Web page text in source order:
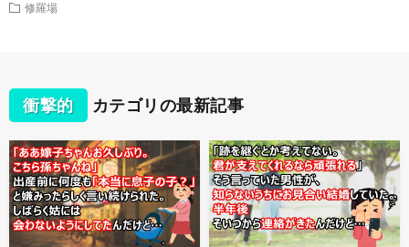
修羅場
衝撃的 カテゴリの最新記事